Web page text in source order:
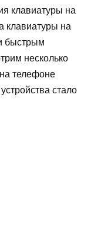
клавиатуры на
клавиатуры на
быстрым
несколько
телефоне
стало